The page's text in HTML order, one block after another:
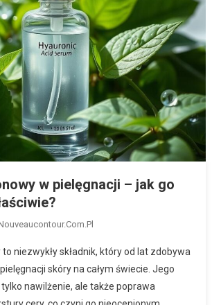
w pielęgnacji – jak go
niezwykły składnik, który od lat zdobywa
skóry na całym świecie. Jego
nawilżenie, ale także poprawa